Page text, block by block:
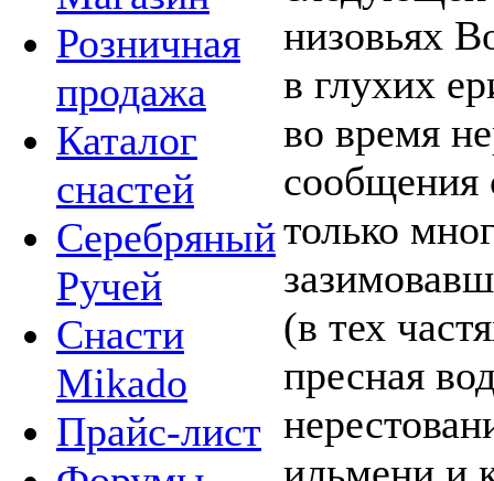
Розничная
продажа
Каталог
снастей
Серебряный
Ручей
Снасти
Mikado
Прайс-лист
низовьях
в глухих
во время
сообщения
только
(в тех
пресная